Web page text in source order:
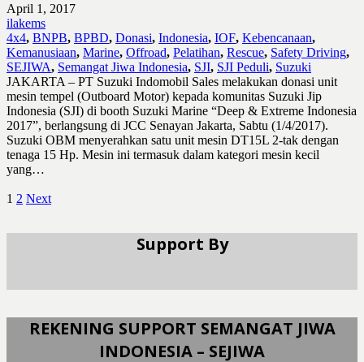
April 1, 2017
ilakems
4x4, BNPB, BPBD, Donasi, Indonesia, IOF, Kebencanaan,
Kemanusiaan, Marine, Offroad, Pelatihan, Rescue, Safety Driving,
SEJIWA, Semangat Jiwa Indonesia, SJI, SJI Peduli, Suzuki
JAKARTA – PT Suzuki Indomobil Sales melakukan donasi unit
mesin tempel (Outboard Motor) kepada komunitas Suzuki Jip
Indonesia (SJI) di booth Suzuki Marine “Deep & Extreme Indonesia
2017”, berlangsung di JCC Senayan Jakarta, Sabtu (1/4/2017).
Suzuki OBM menyerahkan satu unit mesin DT15L 2-tak dengan
tenaga 15 Hp. Mesin ini termasuk dalam kategori mesin kecil
yang…
1 2 Next
Support By
REKENING SUPPORT SEMANGAT JIWA
INDONESIA – SEJIWA